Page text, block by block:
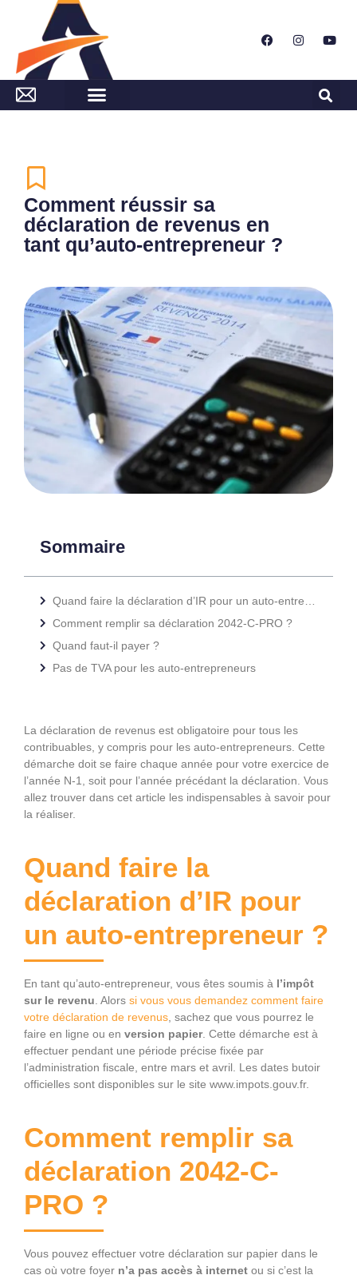
Comment réussir sa
déclaration de revenus en
tant qu’auto-entrepreneur ?
Sommaire
Comment remplir sa déclaration 2042-C-PRO ?
Quand faut-il payer ?
Pas de TVA pour les auto-entrepreneurs
La déclaration de revenus est obligatoire pour tous les
contribuables, y compris pour les auto-entrepreneurs. Cette
démarche doit se faire chaque année pour votre exercice de
l’année N-1, soit pour l’année précédant la déclaration. Vous
allez trouver dans cet article les indispensables à savoir pour
la réaliser.
Quand faire la
déclaration d’IR pour
un auto-entrepreneur ?
En tant qu’auto-entrepreneur, vous êtes soumis à l’impôt
sur le revenu . Alors si vous vous demandez comment faire
votre déclaration de revenus , sachez que vous pourrez le
faire en ligne ou en version papier. Cette démarche est à
effectuer pendant une période précise fixée par
l’administration fiscale, entre mars et avril. Les dates butoir
officielles sont disponibles sur le site www.impots.gouv.fr.
Comment remplir sa
déclaration 2042-C-
PRO ?
Vous pouvez effectuer votre déclaration sur papier dans le
cas où votre foyer n’a pas accès à internet ou si c’est la